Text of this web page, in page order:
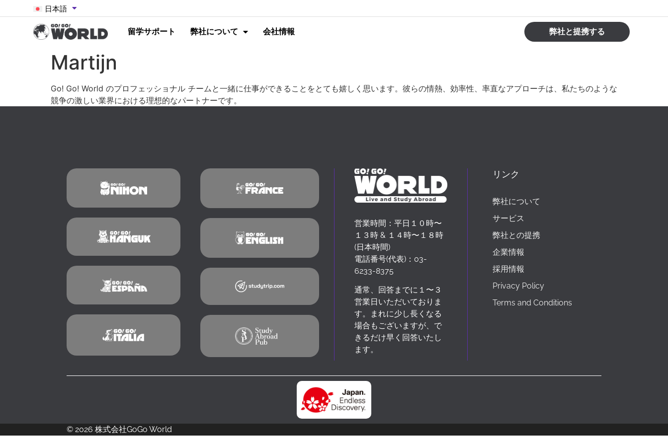
日本語
留学サポート 弊社について 会社情報 弊社と提携する
Martijn
Go! Go! World のプロフェッショナル チームと一緒に仕事ができることをとても嬉しく思います。彼らの情熱、効率性、率直なアプローチは、私たちのような
競争の激しい業界における理想的なパートナーです。
営業時間：平日１０時〜
１３時 & １４時〜１８時
(日本時間)
電話番号(代表)： 03-
6233-8375
通常、回答までに１〜３
営業日いただいておりま
す。まれに少し長くなる
場合もございますが、で
きるだけ早く回答いたし
ます。
リンク
弊社について
サービス
弊社との提携
企業情報
採用情報
Privacy Policy
Terms and Conditions
© 2026 株式会社GoGo World